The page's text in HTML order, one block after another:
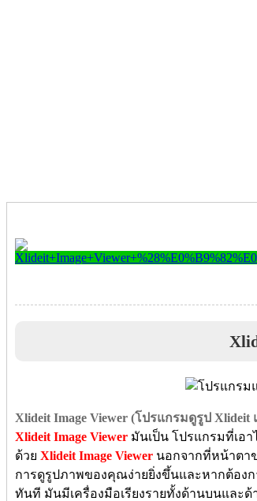
Xlideit Image Viewer (โปรแกรมดูรูป Xlideit
Xlideit Image Viewer มันเป็น โปรแกรมที่เอ
ด้วย Xlideit Image Viewer นอกจากที่หน้าตา
การดูรูปภาพของคุณง่ายยิ่งขึ้นและหากต้อง
ทันที มันมีเครื่องมือเรียงรายทั้งด้านบนและ